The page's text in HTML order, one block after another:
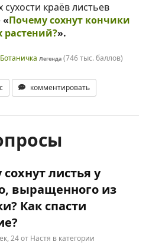
краёв листьев
«Почему сохнут кончики
растений?».
Ботаничка Легенда (746 тыс.баллов)
комментировать
листья у
выращенного из
Как спасти
24 от Настя в категории